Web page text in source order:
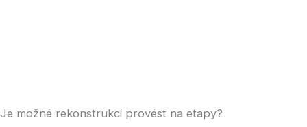
Je možné rekonstrukci provést na etapy?